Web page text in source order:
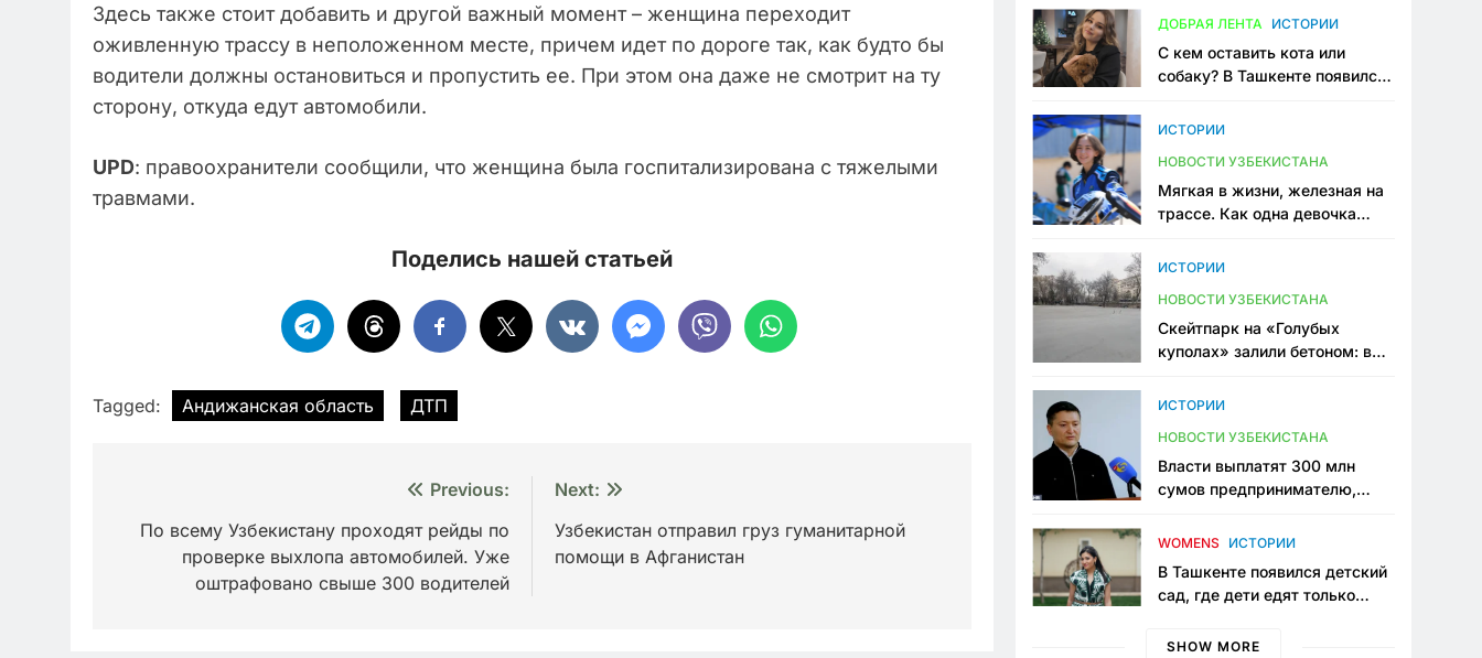
Здесь также стоит добавить и другой важный момент – женщина переходит
оживленную трассу в неположенном месте, причем идет по дороге так, как будто бы
водители должны остановиться и пропустить ее. При этом она даже не смотрит на ту
сторону, откуда едут автомобили.
UPD: правоохранители сообщили, что женщина была госпитализирована с тяжелыми
травмами.
Поделись нашей статьей
Tagged: Андижанская область ДТП
по
записям
Previous:
По всему Узбекистану проходят рейды по
проверке выхлопа автомобилей. Уже
оштрафовано свыше 300 водителей
Next:
Узбекистан отправил груз гуманитарной
помощи в Афганистан
конфликта
ДОБРАЯ ЛЕНТА ИСТОРИИ
С кем оставить кота или
собаку? В Ташкенте появился
ИСТОРИИ
НОВОСТИ УЗБЕКИСТАНА
Мягкая в жизни, железная на
трассе. Как одна девочка
Узбекистане
ИСТОРИИ
НОВОСТИ УЗБЕКИСТАНА
Скейтпарк на «Голубых
куполах» залили бетоном: в
одно общественное
ИСТОРИИ
НОВОСТИ УЗБЕКИСТАНА
Власти выплатят 300 млн
сумов предпринимателю,
тюрьме по незаконному
WOMENS ИСТОРИИ
В Ташкенте появился детский
сад, где дети едят только
мама, которая устала просить
SHOW MORE